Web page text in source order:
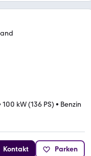
100 kW (136 PS) • Benzin
Kontakt Parken